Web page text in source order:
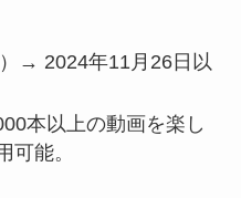
→ 2024年11月26日以
本以上の動画を楽し
可能。